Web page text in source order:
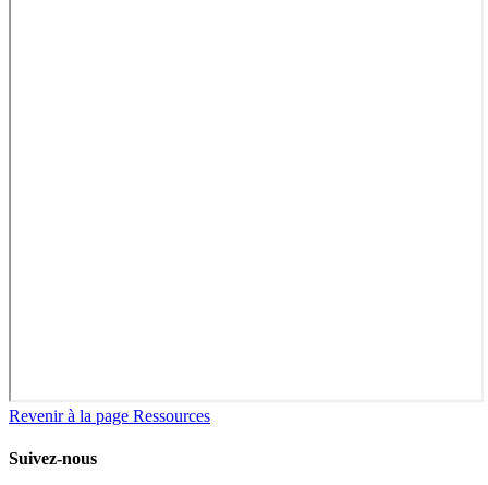
Revenir à la page Ressources
Suivez-nous